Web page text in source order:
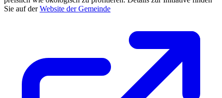
Sie auf derWebsite der Gemeinde